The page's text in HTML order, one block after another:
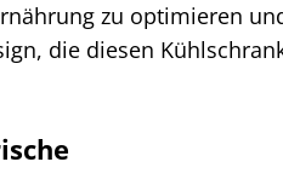
zu optimieren
die diesen